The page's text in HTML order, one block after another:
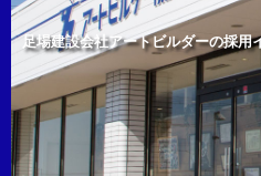
足場建設会社アートビルダーの採用